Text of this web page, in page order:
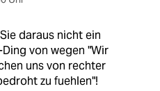
daraus nicht ein
von wegen "Wir
uns von rechter
zu fuehlen"!